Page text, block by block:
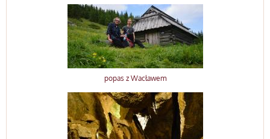
popas z Wacławem